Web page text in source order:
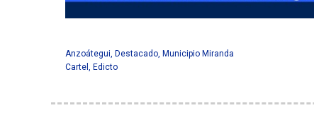
Anzoátegui, Destacado, Municipio Miranda
Cartel , Edicto